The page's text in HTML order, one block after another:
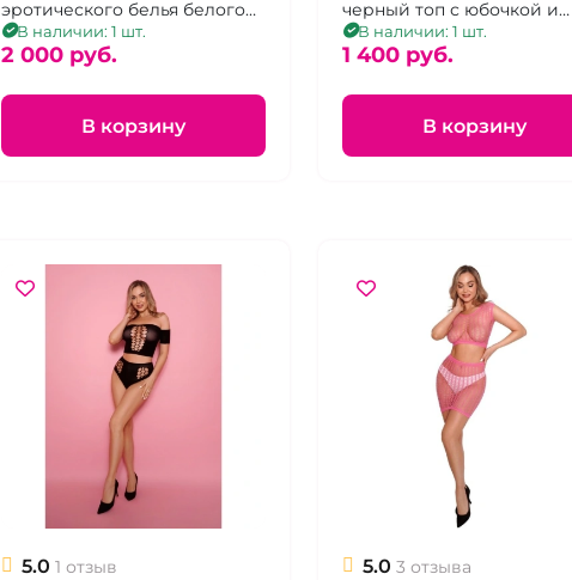
эротического белья белого
цвета, размер лифа - 70B, низ
- 42-44
В наличии: 1 шт.
2 000 pуб.
В корзину
черный топ с юбочкой и
отдельными рукавами,
48
В наличии: 1 шт.
1 400 pуб.
В корзину
5.0 1 отзыв 5.0 3 отзыва